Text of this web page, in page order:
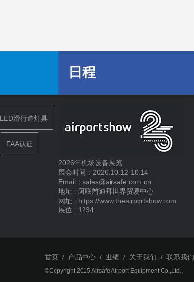
LED滑行道灯具
FAA认证
日程
2026年机场设备展览
展会时间：2026.10.12-10.14
Email：sales@airsafe.com.cn
地址 : 阿联酋迪拜世界贸易中心
网址 : https://www.theairportshow.com
展位 : 1234
首页 / 产品中心 / 业绩 / 关于我们 / 联系我们
©Copyright 2015 Airsafe Airport Equipment Co.,Ltd.,